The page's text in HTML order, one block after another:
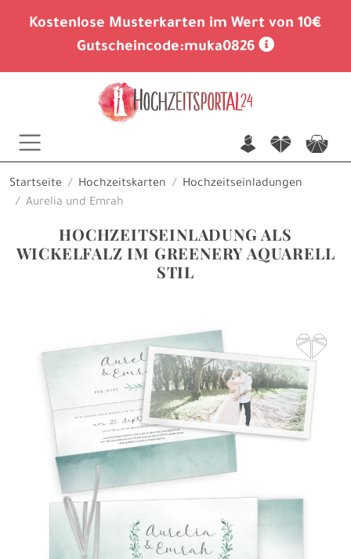
Kostenlose Musterkarten im Wert von 10€
Gutscheincode:muka0826
n f c
Startseite Hochzeitskarten
Hochzeitseinladungen
Aurelia und Emrah
HOCHZEITSEINLADUNG ALS
WICKELFALZ IM GREENERY AQUARELL
STIL
F